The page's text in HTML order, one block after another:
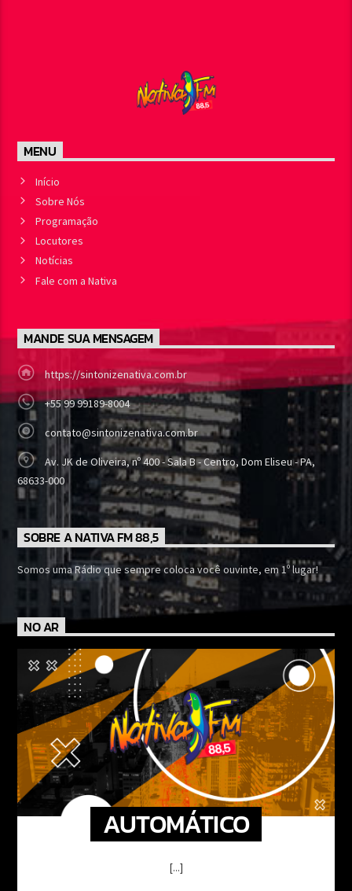
MENU
Início
Sobre Nós
Programação
Locutores
Notícias
Fale com a Nativa
MANDE SUA MENSAGEM
https://sintonizenativa.com.br
+55 99 99189-8004
contato@sintonizenativa.com.br
Av. JK de Oliveira, nº 400 - Sala B - Centro, Dom Eliseu - PA,
68633-000
SOBRE A NATIVA FM 88,5
Somos uma Rádio que sempre coloca você ouvinte, em 1º lugar!
NO AR
AUTOMÁTICO
[...]